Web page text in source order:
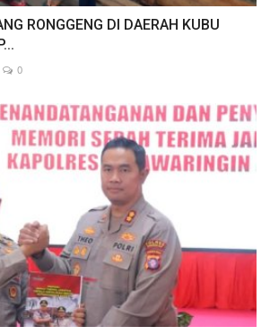
RONGGENG DI DAERAH KUBU
0